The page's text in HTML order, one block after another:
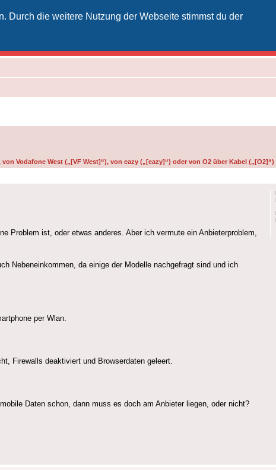
Durch die weitere Nutzung der Webseite stimmst du derVodafone-
Vodafone West („[VF West]“), von eazy („[eazy]“) oder von O2 über Kabel
Problem ist, oder etwas anderes. Aber ich vermute ein Anbieterproblem,
Nebeneinkommen, da einige der Modelle nachgefragt sind und ich
per Wlan.
Firewalls deaktiviert und Browserdaten geleert.
Daten schon, dann muss es doch am Anbieter liegen, oder nicht?